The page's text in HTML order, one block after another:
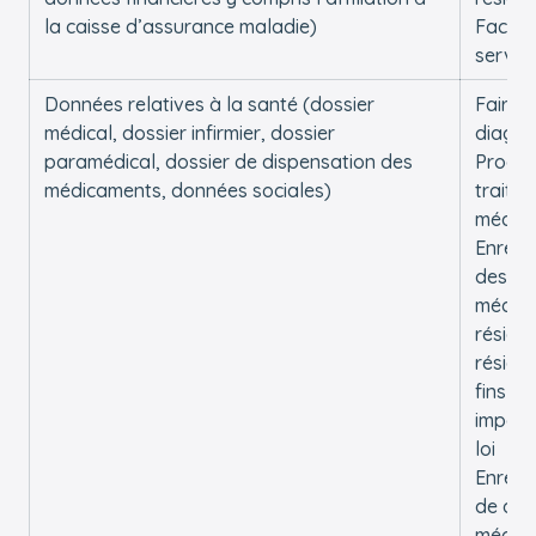
la caisse d’assurance maladie)
Données relatives à la santé (dossier
médical, dossier infirmier, dossier
paramédical, dossier de dispensation des
médicaments, données sociales)
Faire
des
fins
loi
de